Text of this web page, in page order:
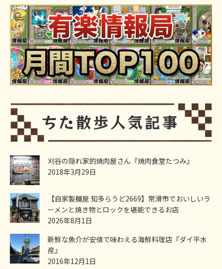
刈谷の隠れ家的焼肉屋さん『焼肉食堂たつみ』
2018年3月29日
【自家製麺屋 知多らうど2669】常滑市でおいしいラ
ーメンと焼き物とロックを堪能できるお店
2026年8月1日
新鮮な魚介が安値で味わえる海鮮料理店『ダイ平水
産』
2016年12月1日